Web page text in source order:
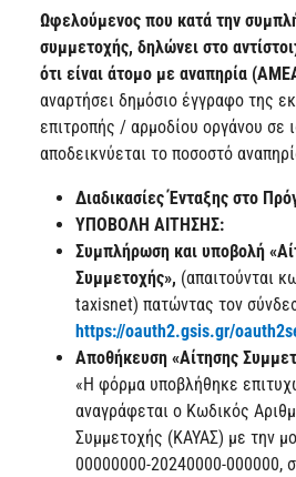
Ωφελούμενος που κατά την
συμμετοχής, δηλώνει στο
ότι είναι άτομο με αναπηρία
αναρτήσει δημόσιο έγγραφο της
επιτροπής / αρμοδίου οργάνου σε
αποδεικνύεται το ποσοστό
Διαδικασίες Ένταξης στο
ΥΠΟΒΟΛΗ ΑΙΤΗΣΗΣ:
Συμπλήρωση και υποβολή
Συμμετοχής», (απαιτούνται
taxisnet) πατώντας τον
https://oauth2.gsis.gr/
Αποθήκευση «Αίτησης
«Η φόρμα υποβλήθηκε
αναγράφεται ο Κωδικός
Συμμετοχής (ΚΑΥΑΣ) με την
00000000-20240000-000000,